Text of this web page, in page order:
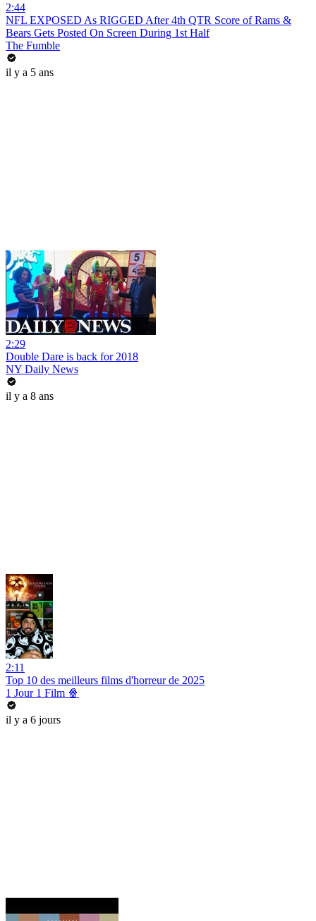
2:44
NFL EXPOSED As RIGGED After 4th QTR Score of Rams &
Bears Gets Posted On Screen During 1st Half
The Fumble
il y a 5 ans
2:29
Double Dare is back for 2018
NY Daily News
il y a 8 ans
2:11
Top 10 des meilleurs films d'horreur de 2025
1 Jour 1 Film 🍿
il y a 6 jours